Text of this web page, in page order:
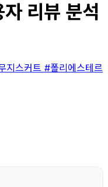
리뷰 분석
지스커트 #폴리에스테르